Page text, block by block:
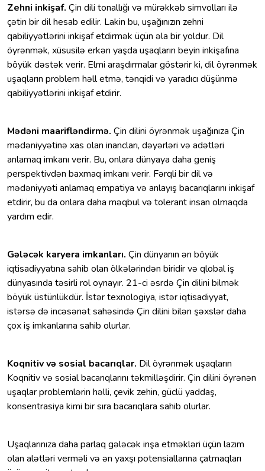
Zehni inkişaf. Çin dili tonallığı və mürəkkəb simvolları ilə
çətin bir dil hesab edilir. Lakin bu, uşağınızın zehni
qabiliyyətlərini inkişaf etdirmək üçün əla bir yoldur. Dil
öyrənmək, xüsusilə erkən yaşda uşaqların beyin inkişafına
böyük dəstək verir. Elmi araşdırmalar göstərir ki, dil öyrənmək
uşaqların problem həll etmə, tənqidi və yaradıcı düşünmə
qabiliyyətlərini inkişaf etdirir.
Mədəni maarifləndirmə. Çin dilini öyrənmək uşağınıza Çin
mədəniyyətinə xas olan inancları, dəyərləri və adətləri
anlamaq imkanı verir. Bu, onlara dünyaya daha geniş
perspektivdən baxmaq imkanı verir. Fərqli bir dil və
mədəniyyəti anlamaq empatiya və anlayış bacarıqlarını inkişaf
etdirir, bu da onlara daha məqbul və tolerant insan olmaqda
yardım edir.
Gələcək karyera imkanları. Çin dünyanın ən böyük
iqtisadiyyatına sahib olan ölkələrindən biridir və qlobal iş
dünyasında təsirli rol oynayır. 21-ci əsrdə Çin dilini bilmək
böyük üstünlükdür. İstər texnologiya, istər iqtisadiyyat,
istərsə də incəsənət sahəsində Çin dilini bilən şəxslər daha
çox iş imkanlarına sahib olurlar.
Koqnitiv və sosial bacarıqlar. Dil öyrənmək uşaqların
Koqnitiv və sosial bacarıqlarını təkmilləşdirir. Çin dilini öyrənən
uşaqlar problemlərin həlli, çevik zehin, güclü yaddaş,
konsentrasiya kimi bir sıra bacarıqlara sahib olurlar.
Uşaqlarınıza daha parlaq gələcək inşa etməkləri üçün lazım
olan alətləri verməli və ən yaxşı potensiallarına çatmaqları